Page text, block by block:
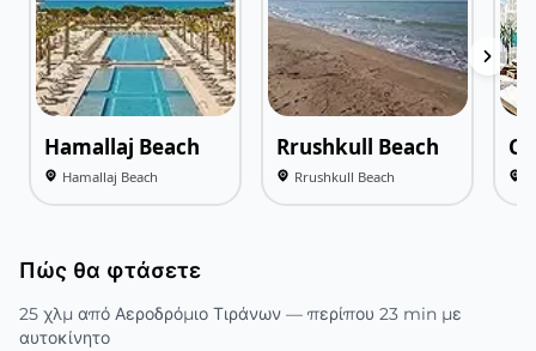
Hamallaj Beach
Hamallaj Beach
Rrushkull Beach
Rrushkull Beach
Πώς θα φτάσετε
25 χλμ από Αεροδρόμιο Τιράνων — περίπου 23 min με
αυτοκίνητο